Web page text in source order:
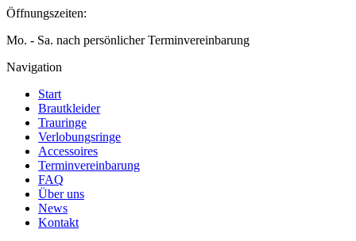
Öffnungszeiten:
Mo. - Sa. nach persönlicher Terminvereinbarung
Navigation
Start
Brautkleider
Trauringe
Verlobungsringe
Accessoires
Terminvereinbarung
FAQ
Über uns
News
Kontakt